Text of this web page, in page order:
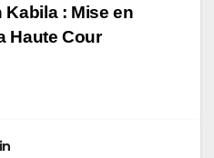
: Mise en
Haute Cour